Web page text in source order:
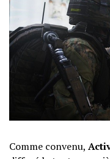
Comme convenu,